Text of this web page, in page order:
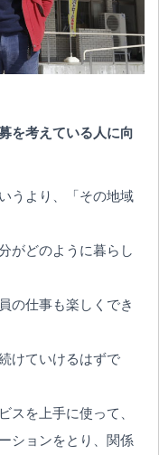
を考えている人に向
うより、「その地域
がどのように暮らし
の仕事も楽しくでき
けていけるはずで
スを上手に使って、
ションをとり、関係